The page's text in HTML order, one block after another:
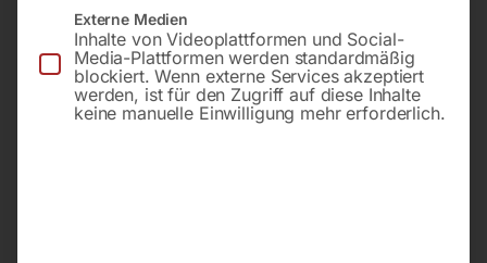
Sie haben Fragen zu diesem
Artikel?
Gerne helfen wir Ihnen weiter.
Externe Medien
Inhalte von Videoplattformen und Social-
Media-Plattformen werden standardmäßig
blockiert. Wenn externe Services akzeptiert
werden, ist für den Zugriff auf diese Inhalte
keine manuelle Einwilligung mehr erforderlich.